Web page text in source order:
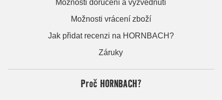
Možnosti doručení a vyzvednutí
Možnosti vrácení zboží
Jak přidat recenzi na HORNBACH?
Záruky
Proč HORNBACH?